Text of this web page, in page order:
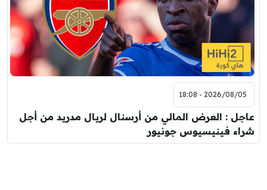
2026/08/05 - 18:08
عاجل : العرض المالي من أرسنال لريال مدريد من أجل
شراء فينيسيوس جونيور